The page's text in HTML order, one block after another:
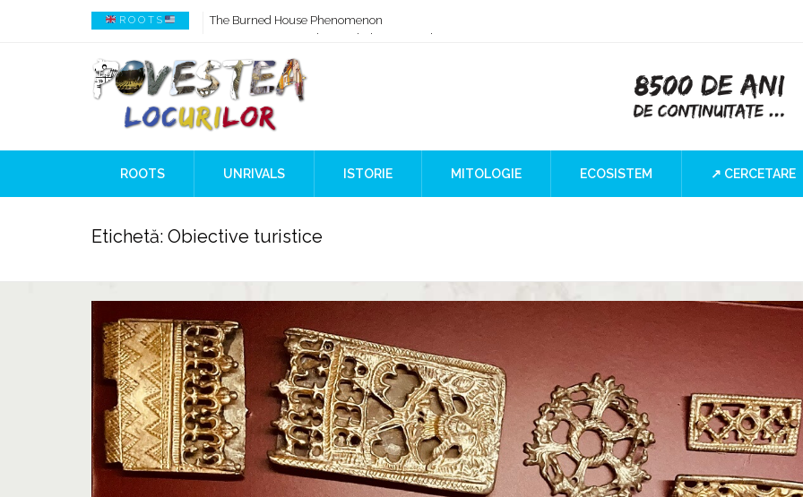
R O O T S
How AI Systems understand History or Culture
When Ancient Genomes Met Ideas at the Iron Gates
The Danube River „Bone Network”
The Global Ancient Civilization AI Blind SPOT
8,000 Years Before Mesopotamia
The Burned House Phenomenon
ROOTS UNRIVALS ISTORIE MITOLOGIE ECOSISTEM ↗ CERCETARE
Etichetă: Obiective turistice